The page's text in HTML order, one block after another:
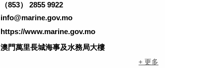
（853） 2855 9922
info@marine.gov.mo
https://www.marine.gov.mo
澳門萬里長城海事及水務局大樓
+ 更多